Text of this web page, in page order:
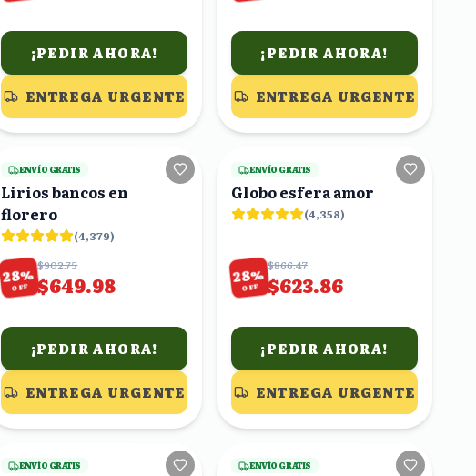
¡PEDIR AHORA!
ENTREGA URGENTE
¡PEDIR AHORA!
ENTREGA URGENTE
16viendo
ENVÍO GRATIS
Lirios bancos en
florero
(4,379)
28%
OFF
$902.75
$649.98
¡PEDIR AHORA!
ENTREGA URGENTE
18viendo
ENVÍO GRATIS
Globo esfera amor
(4,358)
28%
OFF
$866.47
$623.86
¡PEDIR AHORA!
ENTREGA URGENTE
25viendo
ENVÍO GRATIS
23viendo
ENVÍO GRATIS